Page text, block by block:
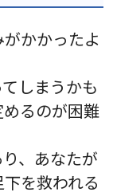
かかったよ
しまうかも
るのが困難
、あなたが
を救われる